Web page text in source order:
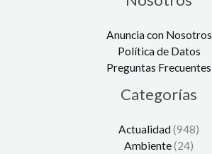
Anuncia con Nosotros
Política de Datos
Preguntas Frecuentes
Categorías
Actualidad(948)
Ambiente(24)